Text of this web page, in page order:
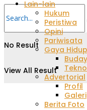
No Result
View All Result
Lain-lain
Hukum
Peristiwa
Opini
Pariwisata
Gaya Hidup
Advertorial
Profil
Galeri
Berita Foto